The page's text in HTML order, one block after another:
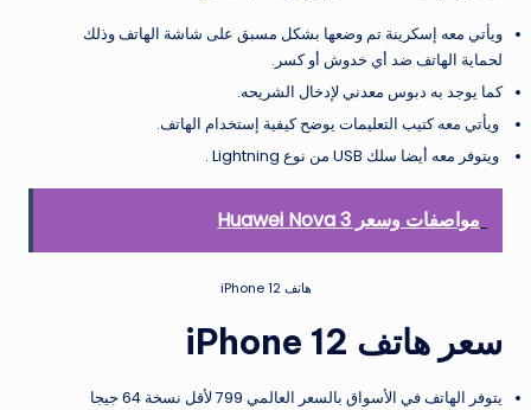
ويأتي معه إسكرينة تم وضعها بشكل مسبق على شاشة الهاتف وذلك
لحماية الهاتف ضد أي خدوش أو كسر.
كما يوجد به دبوس معدني لإدخال الشريحه.
ويأتي معه كتيب التعليمات يوضح كيفية إستخدام الهاتف.
ويتوفر معه أيضا سلك USB من نوع Lightning .
مواصفات وسعر Huawei Nova 3
هاتف iPhone 12
سعر هاتف iPhone 12
يتوفر الهاتف في الأسواق بالسعر العالمي 799 لأقل نسخة 64 جيجا